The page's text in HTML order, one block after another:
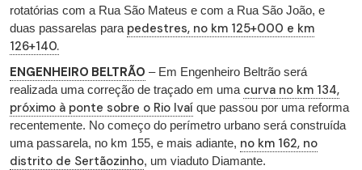
rotatórias com a Rua São Mateus e com a Rua São João, e
duas passarelas para pedestres, no km 125+000 e km
126+140.
ENGENHEIRO BELTRÃO – Em Engenheiro Beltrão será
realizada uma correção de traçado em uma curva no km 134,
próximo à ponte sobre o Rio Ivaí que passou por uma reforma
recentemente. No começo do perímetro urbano será construída
uma passarela, no km 155, e mais adiante, no km 162, no
distrito de Sertãozinho, um viaduto Diamante.